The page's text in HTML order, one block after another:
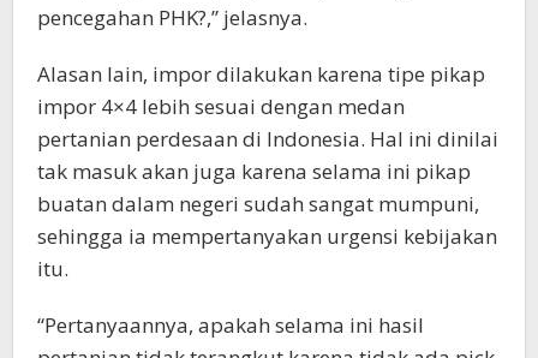
pencegahan PHK?,” jelasnya.
Alasan lain, impor dilakukan karena tipe pikap
impor 4×4 lebih sesuai dengan medan
pertanian perdesaan di Indonesia. Hal ini dinilai
tak masuk akan juga karena selama ini pikap
buatan dalam negeri sudah sangat mumpuni,
sehingga ia mempertanyakan urgensi kebijakan
itu.
“Pertanyaannya, apakah selama ini hasil